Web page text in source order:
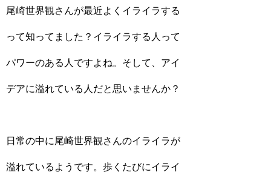
尾崎世界観さんが最近よくイライラする
って知ってました？イライラする人って
パワーのある人ですよね。そして、アイ
デアに溢れている人だと思いませんか？
日常の中に尾崎世界観さんのイライラが
溢れているようです。歩くたびにイライ